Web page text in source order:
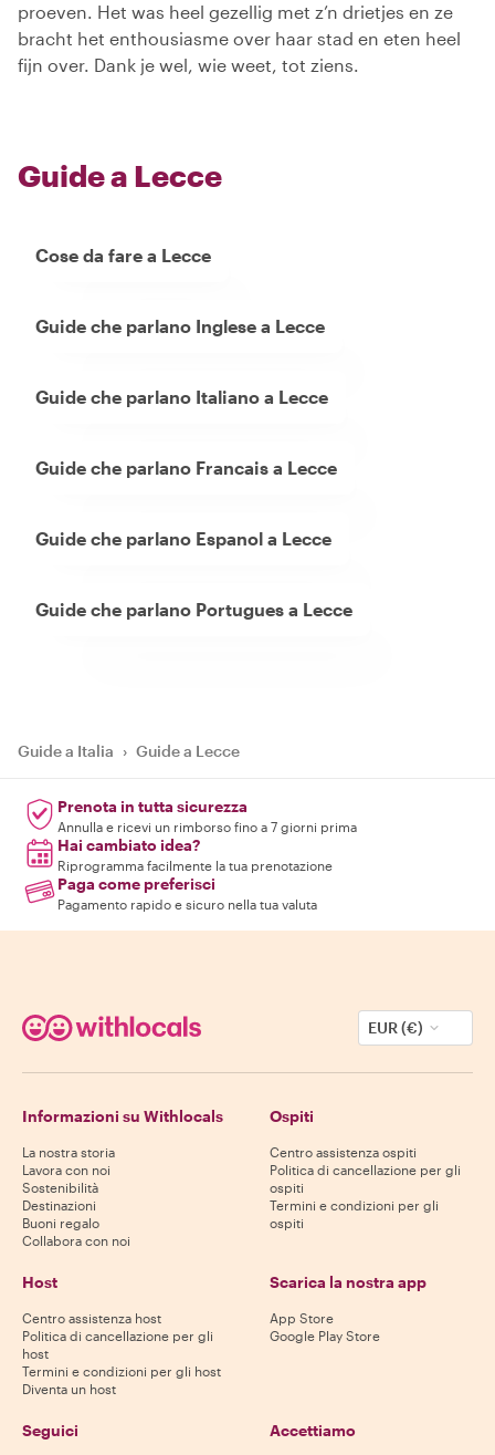
proeven. Het was heel gezellig met z’n drietjes en ze
bracht het enthousiasme over haar stad en eten heel
fijn over. Dank je wel, wie weet, tot ziens.
Guide a Lecce
Cose da fare a Lecce
Guide che parlano Inglese a Lecce
Guide che parlano Italiano a Lecce
Guide che parlano Francais a Lecce
Guide che parlano Espanol a Lecce
Guide che parlano Portugues a Lecce
Guide a Italia › Guide a Lecce
Prenota in tutta sicurezza
Annulla e ricevi un rimborso fino a 7 giorni prima
Hai cambiato idea?
Riprogramma facilmente la tua prenotazione
Paga come preferisci
Pagamento rapido e sicuro nella tua valuta
EUR (€)
Informazioni su Withlocals
La nostra storia
Lavora con noi
Sostenibilità
Destinazioni
Buoni regalo
Collabora con noi
Ospiti
Centro assistenza ospiti
Politica di cancellazione per gli
ospiti
Termini e condizioni per gli
ospiti
Host
Centro assistenza host
Politica di cancellazione per gli
host
Termini e condizioni per gli host
Diventa un host
Scarica la nostra app
App Store
Google Play Store
Seguici Accettiamo